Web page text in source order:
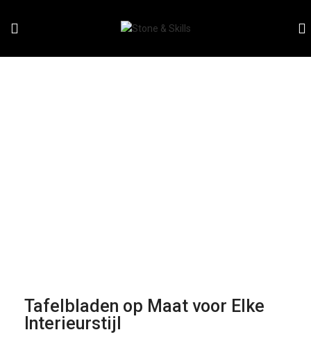
Tafelbladen op Maat voor Elke
Interieurstijl